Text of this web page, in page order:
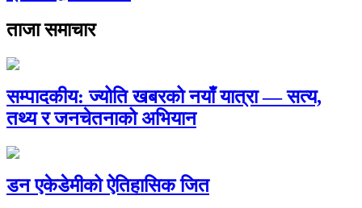
ताजा समाचार
सम्पादकीय: ज्योति खबरको नयाँ यात्रा — सत्य,
तथ्य र जनचेतनाको अभियान
डन एकेडेमीको ऐतिहासिक जित